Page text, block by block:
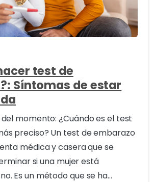
0
test de
Síntomas de estar
momento: ¿Cuándo es el test
preciso? Un test de embarazo
médica y casera que se
si una mujer está
Es un método que se ha...